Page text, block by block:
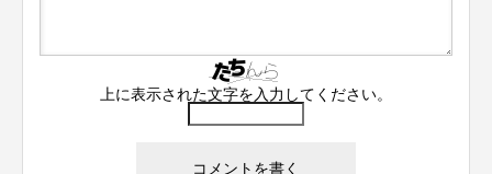
上に表示された文字を入力してください。